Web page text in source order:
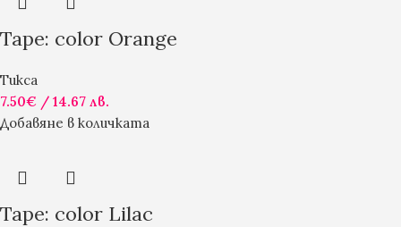
Tape: color Orange
Тикса
7.50€ / 14.67 лв.
Добавяне в количката
Tape: color Lilac